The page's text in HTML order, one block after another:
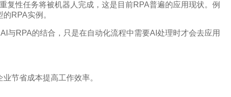
性任务将被机器人完成，这是目前RPA普遍的应用现状。例
RPA实例。
与RPA的结合，只是在自动化流程中需要AI处理时才会去应用
节省成本提高工作效率。